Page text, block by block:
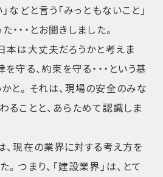
などと言う「みっともないこと」
・・とお聞きしました。
本は大丈夫だろうかと考えま
守る、約束を守る・・・という基
と。それは、現場の安全のみな
ることと、あらためて認識しま
、現在の業界に対する考え方を
つまり、「建設業界」は、とて